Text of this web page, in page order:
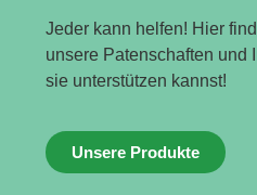
Jeder kann helfen! Hier
unsere Patenschaften und
sie unterstützen kannst!
Unsere Produkte